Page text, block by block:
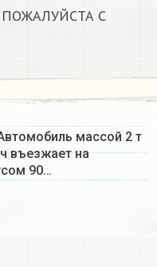
С
массой 2 т
въезжает на
90…